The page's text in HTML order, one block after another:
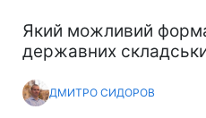
Який можливий
державних
ДМИТРО СИДОРОВ